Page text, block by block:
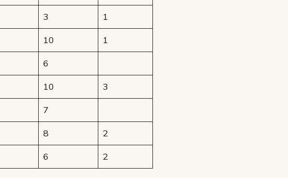
3 1
10 1
6
10 3
7
8 2
6 2